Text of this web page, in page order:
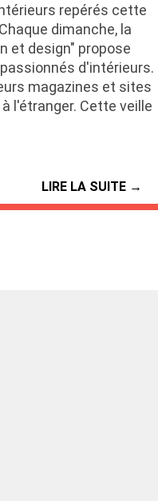
repérés cette
dimanche, la
et design" propose
d'intérieurs.
magazines et sites
l'étranger. Cette veille
LIRE LA SUITE →